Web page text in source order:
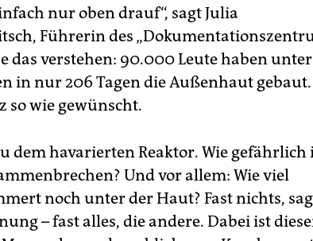
nur oben drauf“, sagt Julia
Führerin des
das verstehen: 90.000 Leute haben unter
in nur 206 Tagen die Außenhaut gebaut.
so wie gewünscht.
dem havarierten Reaktor. Wie gefährlich
Und vor allem: Wie viel
noch unter der Haut? Fast nichts,
– fast alles, die andere. Dabei ist